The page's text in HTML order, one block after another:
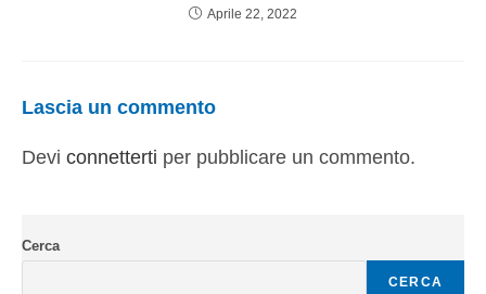
Aprile 22, 2022
Lascia un commento
Devi connetterti per pubblicare un commento.
Cerca
CERCA